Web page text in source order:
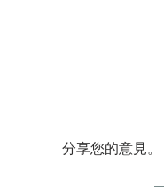
分享您的意見。